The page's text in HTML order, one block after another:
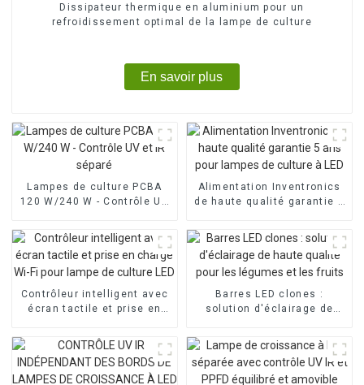
Dissipateur thermique en aluminium pour un
refroidissement optimal de la lampe de culture
En savoir plus
Lampes de culture PCBA
120 W/240 W - Contrôle UV
Alimentation Inventronics
de haute qualité garantie 5
à LED
Contrôleur intelligent avec
écran tactile et prise en
culture LED
Barres LED clones :
solution d'éclairage de
légumes et les fruits